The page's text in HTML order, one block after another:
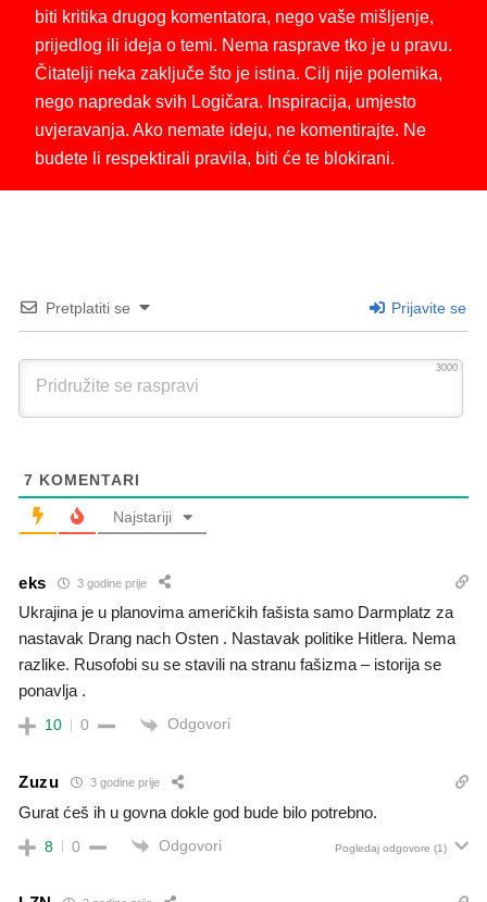
biti kritika drugog komentatora, nego vaše mišljenje,
prijedlog ili ideja o temi. Nema rasprave tko je u pravu.
Čitatelji neka zaključe što je istina. Cilj nije polemika,
nego napredak svih Logičara. Inspiracija, umjesto
uvjeravanja. Ako nemate ideju, ne komentirajte. Ne
budete li respektirali pravila, biti će te blokirani.
Pretplatiti se Prijavite se
3000
7 KOMENTARI
Najstariji
eks 3 godine prije
Ukrajina je u planovima američkih fašista samo Darmplatz za
nastavak Drang nach Osten . Nastavak politike Hitlera. Nema
razlike. Rusofobi su se stavili na stranu fašizma – istorija se
ponavlja .
10 0 Odgovori
Zuzu 3 godine prije
Gurat ćeš ih u govna dokle god bude bilo potrebno.
8 0 Odgovori Pogledaj odgovore (1)